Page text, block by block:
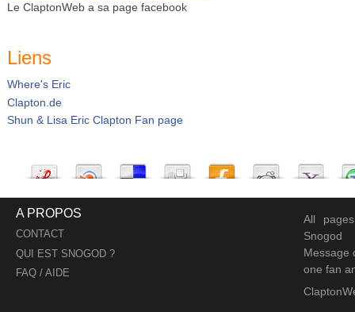
Le ClaptonWeb a sa page facebook
Liens
Where's Eric
Clapton.de
Shun & Lisa Eric Clapton Fan page
A PROPOS
CONTACT
QUI EST SNOGOD ?
FAQ / AIDE
All
Snogod
Message
one fan